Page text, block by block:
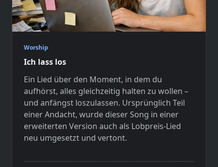
Worship
Ich lass los
Ein Lied über den Moment, in dem du
aufhörst, alles gleichzeitig halten zu wollen –
und anfängst loszulassen. Ursprünglich Teil
einer Andacht, wurde dieser Song in einer
erweiterten Version auch als Lobpreis-Lied
neu umgesetzt und vertont.